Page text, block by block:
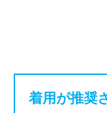
着用が推奨